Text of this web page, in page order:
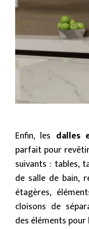
Enfin, les dalles
parfait pour
suivants : tables,
de salle de bain,
étagères,
cloisons de
des éléments pour